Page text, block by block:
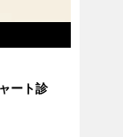
ート診